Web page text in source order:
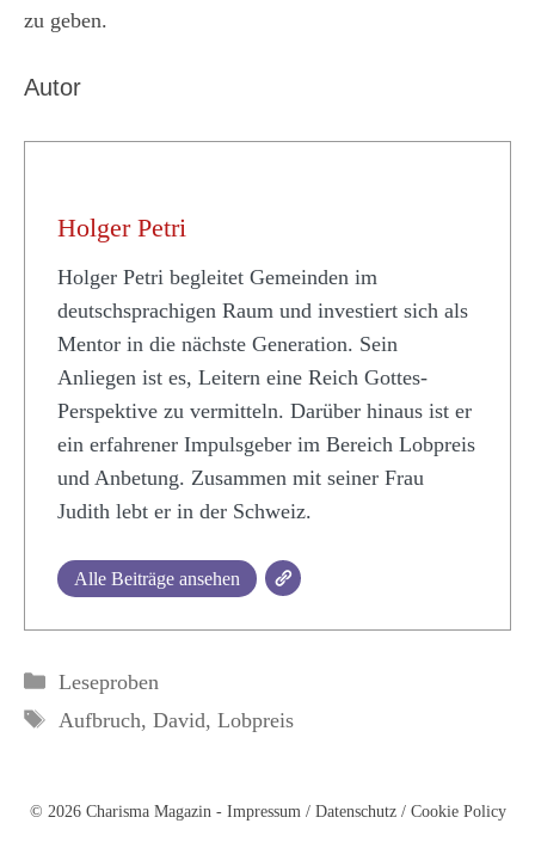
zu geben.
Autor
Holger Petri
Holger Petri begleitet Gemeinden im
deutschsprachigen Raum und investiert sich als
Mentor in die nächste Generation. Sein
Anliegen ist es, Leitern eine Reich Gottes-
Perspektive zu vermitteln. Darüber hinaus ist er
ein erfahrener Impulsgeber im Bereich Lobpreis
und Anbetung. Zusammen mit seiner Frau
Judith lebt er in der Schweiz.
Alle Beiträge ansehen
Kategorien
Leseproben
Schlagwörter
Aufbruch, David, Lobpreis
© 2026 Charisma Magazin - Impressum/ Datenschutz/ Cookie Policy